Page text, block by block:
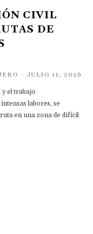
CIVIL
DE
- JULIO 11, 2026
y el trabajo
labores, se
en una zona de difícil